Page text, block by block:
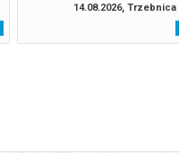
14.08.2026, Trzebnica